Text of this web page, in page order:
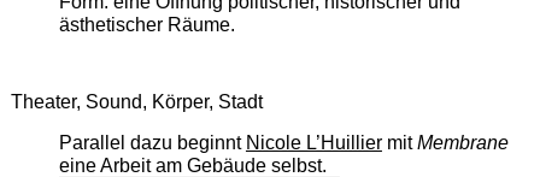
ästhetischer Räume.
Theater, Sound, Körper, Stadt
Parallel dazu beginnt Nicole L’Huilliermit ­Membrane
eine Arbeit am Gebäude selbst.